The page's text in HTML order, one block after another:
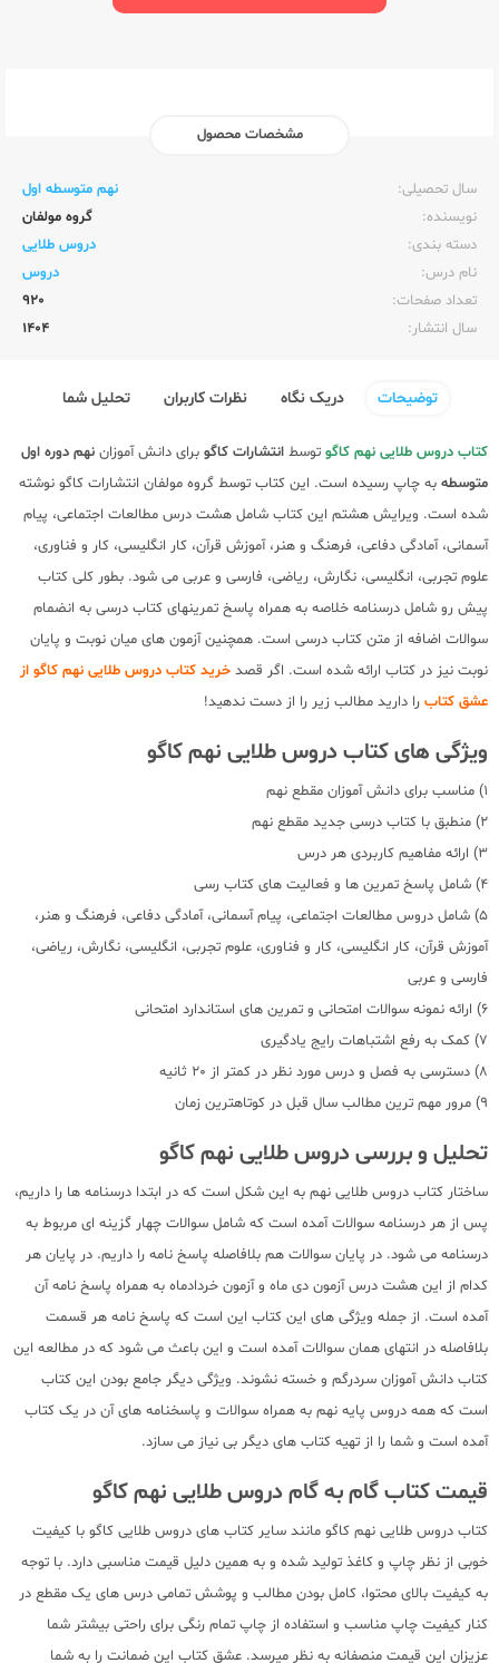
مشخصات محصول
سال تحصیلی:‌
نهم متوسطه اول
نویسنده:‌
گروه مولفان
دسته بندی:
دروس طلایی
نام درس:
دروس
تعداد صفحات:‌
920
سال انتشار:‌
1404
توضیحات دریک نگاه نظرات کاربران تحلیل شما
کتاب دروس طلایی نهم کاگو توسط انتشارات کاگو برای دانش آموزان نهم دوره اول
متوسطه به چاپ رسیده است. این کتاب توسط گروه مولفان انتشارات کاگو نوشته
شده است. ویرایش هشتم این کتاب شامل هشت درس مطالعات اجتماعی، پیام
آسمانی، آمادگی دفاعی، فرهنگ و هنر، آموزش قرآن، کار انگلیسی، کار و فناوری،
علوم تجربی، انگلیسی، نگارش، ریاضی، فارسی و عربی می شود. بطور کلی کتاب
پیش رو شامل درسنامه خلاصه به همراه پاسخ تمرینهای کتاب درسی به انضمام
سوالات اضافه از متن کتاب درسی است. همچنین آزمون های میان نوبت و پایان
نوبت نیز در کتاب ارائه شده است. اگر قصد خرید کتاب دروس طلایی نهم کاگو از
عشق کتاب را دارید مطالب زیر را از دست ندهید!
ویژگی های کتاب دروس طلایی نهم کاگو
1) مناسب برای دانش آموزان مقطع نهم
2) منطبق با کتاب درسی جدید مقطع نهم
3) ارائه مفاهیم کاربردی هر درس
4) شامل پاسخ تمرین ها و فعالیت های کتاب رسی
5) شامل دروس مطالعات اجتماعی، پیام آسمانی، آمادگی دفاعی، فرهنگ و هنر،
آموزش قرآن، کار انگلیسی، کار و فناوری، علوم تجربی، انگلیسی، نگارش، ریاضی،
فارسی و عربی
6) ارائه نمونه سوالات امتحانی و تمرین های استاندارد امتحانی
7) کمک به رفع اشتباهات رایج یادگیری
8) دسترسی به فصل و درس مورد نظر در کمتر از 20 ثانیه
9) مرور مهم ترین مطالب سال قبل در کوتاهترین زمان
تحلیل و بررسی دروس طلایی نهم کاگو
ساختار کتاب دروس طلایی نهم به این شکل است که در ابتدا درسنامه ها را داریم،
پس از هر درسنامه سوالات آمده است که شامل سوالات چهار گزینه ای مربوط به
درسنامه می شود. در پایان سوالات هم بلافاصله پاسخ نامه را داریم. در پایان هر
کدام از این هشت درس آزمون دی ماه و آزمون خردادماه به همراه پاسخ نامه آن
آمده است. از جمله ویژگی های این کتاب این است که پاسخ نامه هر قسمت
بلافاصله در انتهای همان سوالات آمده است و این باعث می شود که در مطالعه این
کتاب دانش آموزان سردرگم و خسته نشوند. ویژگی دیگر جامع بودن این کتاب
است که همه دروس پایه نهم به همراه سوالات و پاسخنامه های آن در یک کتاب
آمده است و شما را از تهیه کتاب های دیگر بی نیاز می سازد.
قیمت کتاب گام به گام دروس طلایی نهم کاگو
کتاب دروس طلایی نهم کاگو مانند سایر کتاب های دروس طلایی کاگو با کیفیت
خوبی از نظر چاپ و کاغذ تولید شده و به همین دلیل قیمت مناسبی دارد. با توجه
به کیفیت بالای محتوا، کامل بودن مطالب و پوشش تمامی درس های یک مقطع در
کنار کیفیت چاپ مناسب و استفاده از چاپ تمام رنگی برای راحتی بیشتر شما
عزیزان این قیمت منصفانه به نظر میرسد. عشق کتاب این ضمانت را به شما